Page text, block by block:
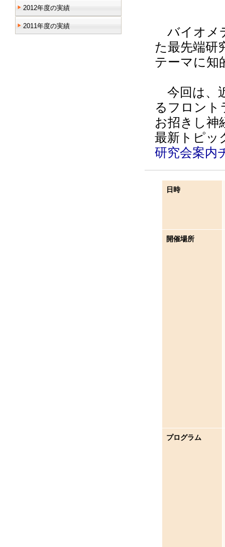
2012年度の実績
2011年度の実績
バイオメ
た最先端研
テーマに
今回は、
るフロント
お招きし神
最新トピッ
研究会案内
日時
開催場所
プログラム